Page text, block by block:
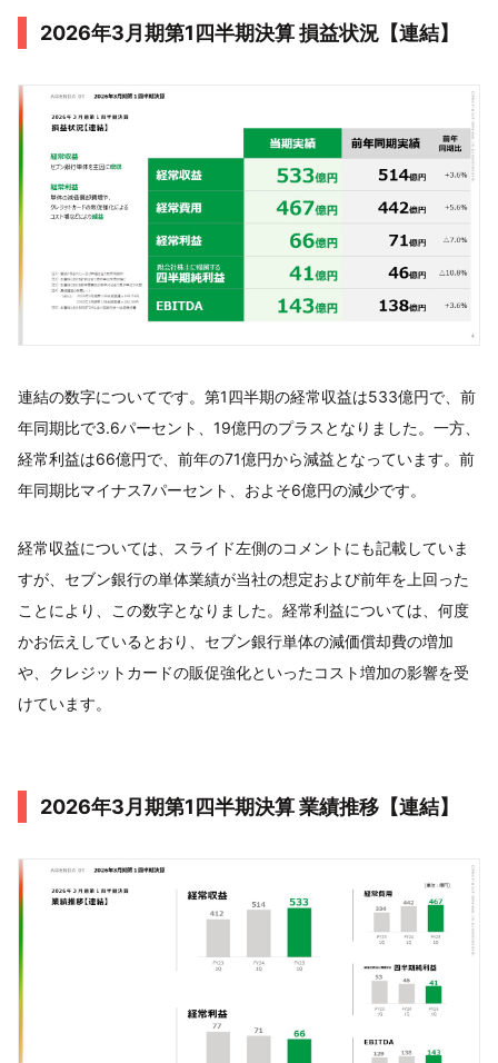
2026年3月期第1四半期決算 損益状況【連結】
連結の数字についてです。第1四半期の経常収益は533億円で、前
年同期比で3.6パーセント、19億円のプラスとなりました。一方、
経常利益は66億円で、前年の71億円から減益となっています。前
年同期比マイナス7パーセント、およそ6億円の減少です。
経常収益については、スライド左側のコメントにも記載していま
すが、セブン銀行の単体業績が当社の想定および前年を上回った
ことにより、この数字となりました。経常利益については、何度
かお伝えしているとおり、セブン銀行単体の減価償却費の増加
や、クレジットカードの販促強化といったコスト増加の影響を受
けています。
2026年3月期第1四半期決算 業績推移【連結】